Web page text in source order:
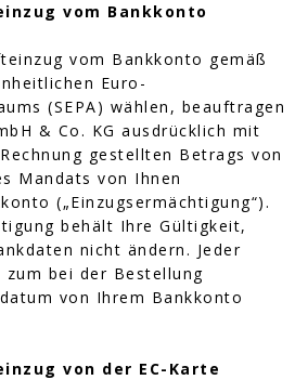
vom Bankkonto
vom Bankkonto gemäß
Euro-
(SEPA) wählen, beauftragen
& Co. KG ausdrücklich mit
gestellten Betrags von
Mandats von Ihnen
(„Einzugsermächtigung“).
behält Ihre Gültigkeit,
nicht ändern. Jeder
zum bei der Bestellung
von Ihrem Bankkonto
von der EC-Karte